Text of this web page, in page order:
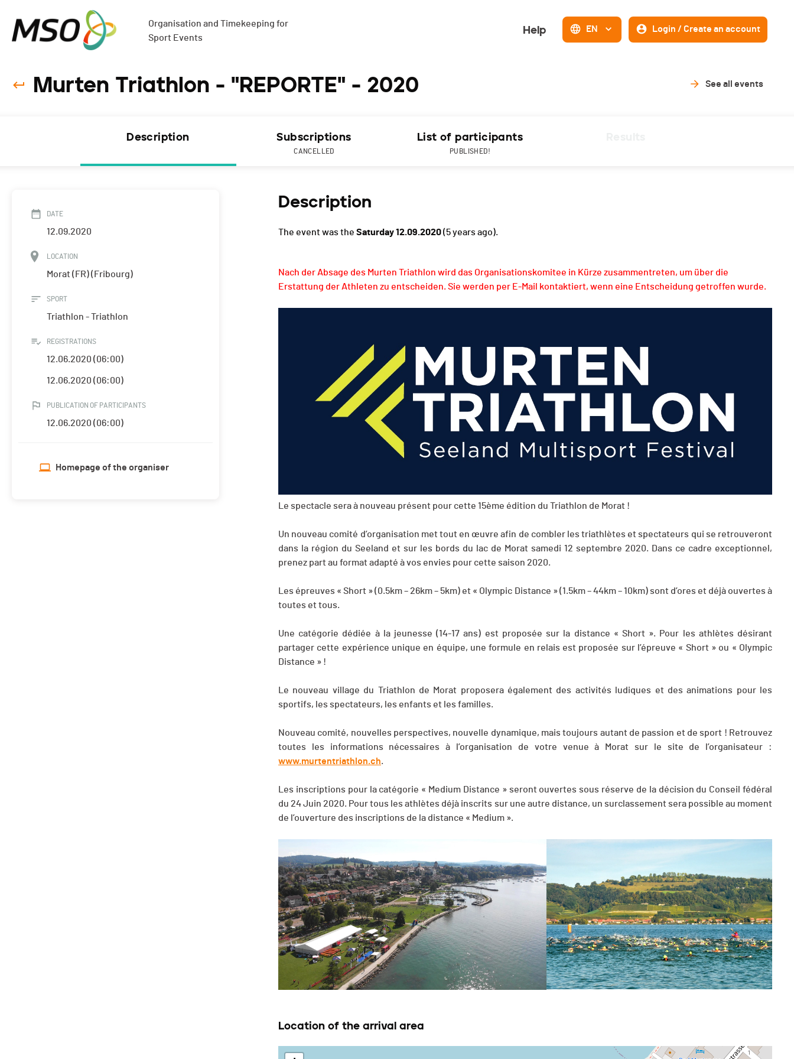
Organisation and Timekeeping for
Sport Events
Help EN Login / Create an account
Murten Triathlon - "REPORTE" - 2020 See all events
Description Subscriptions
CANCELLED
List of participants
PUBLISHED!
DATE
12.09.2020
LOCATION
Morat (FR) (Fribourg)
SPORT
Triathlon - Triathlon
REGISTRATIONS
12.06.2020 (06:00)
12.06.2020 (06:00)
PUBLICATION OF PARTICIPANTS
12.06.2020 (06:00)
Homepage of the organiser
Description
The event was the Saturday 12.09.2020(5 years ago).
Nach der Absage des Murten Triathlon wird das Organisationskomitee in Kürze zusammentreten, um über die
Erstattung der Athleten zu entscheiden. Sie werden per E-Mail kontaktiert, wenn eine Entscheidung getroffen wurde.
Le spectacle sera à nouveau présent pour cette 15ème édition du Triathlon de Morat !
Un nouveau comité d’organisation met tout en œuvre afin de combler les triathlètes et spectateurs qui se retrouveront
dans la région du Seeland et sur les bords du lac de Morat samedi 12 septembre 2020. Dans ce cadre exceptionnel,
prenez part au format adapté à vos envies pour cette saison 2020.
Les épreuves « Short » (0.5km – 26km – 5km) et « Olympic Distance » (1.5km – 44km – 10km) sont d’ores et déjà ouvertes à
toutes et tous.
Une catégorie dédiée à la jeunesse (14-17 ans) est proposée sur la distance « Short ». Pour les athlètes désirant
partager cette expérience unique en équipe, une formule en relais est proposée sur l’épreuve « Short » ou « Olympic
Distance » !
Le nouveau village du Triathlon de Morat proposera également des activités ludiques et des animations pour les
sportifs, les spectateurs, les enfants et les familles.
Nouveau comité, nouvelles perspectives, nouvelle dynamique, mais toujours autant de passion et de sport ! Retrouvez
toutes les informations nécessaires à l’organisation de votre venue à Morat sur le site de l’organisateur :
www.murtentriathlon.ch.
Les inscriptions pour la catégorie « Medium Distance » seront ouvertes sous réserve de la décision du Conseil fédéral
du 24 Juin 2020. Pour tous les athlètes déjà inscrits sur une autre distance, un surclassement sera possible au moment
de l’ouverture des inscriptions de la distance « Medium ».
Location of the arrival area